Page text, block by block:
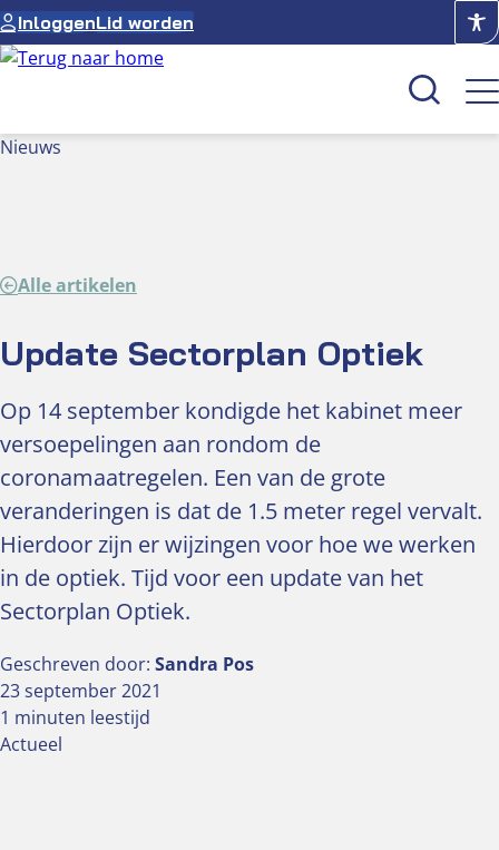
Ga
naar
de
InloggenLid worden
Over NUVO
Nieuws
Alle artikelen
Update Sectorplan Optiek
Op 14 september kondigde het kabinet meer
versoepelingen aan rondom de
coronamaatregelen. Een van de grote
veranderingen is dat de 1.5 meter regel vervalt.
Hierdoor zijn er wijzingen voor hoe we werken
in de optiek. Tijd voor een update van het
Sectorplan Optiek.
Geschreven door: Sandra Pos
23 september 2021
1 minuten leestijd
Actueel